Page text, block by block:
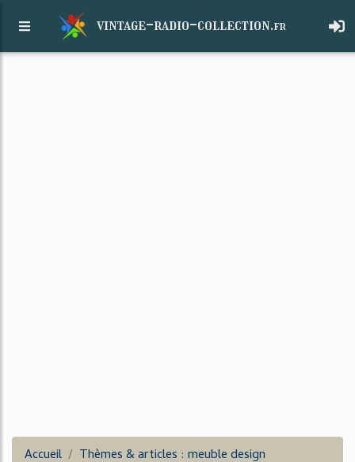
vintage-radio-collection.fr
Accueil
Thèmes & articles : meuble design